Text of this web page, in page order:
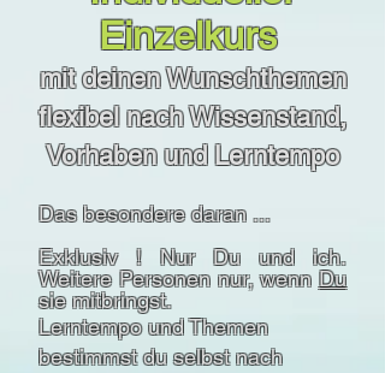
Einzelkurs
mit deinen Wunschthemen
flexibel nach Wissenstand,
Vorhaben und Lerntempo
Das besondere daran ...
Exklusiv ! Nur Du und ich.
Weitere Personen nur, wenn Du
sie mitbringst.
Lerntempo und Themen
bestimmst du selbst nach